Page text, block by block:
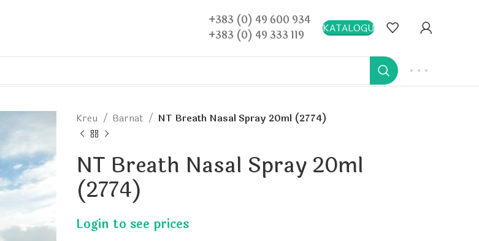
+383 (0) 49 600 934
+383 (0) 49 333 119
KATALOGU
Kreu Barnat NT Breath Nasal Spray 20ml (2774)
NT Breath Nasal Spray 20ml
(2774)